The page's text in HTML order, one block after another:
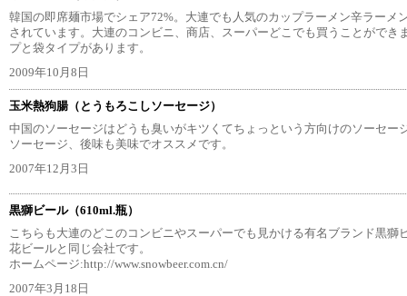
韓国の即席麺市場でシェア72%。大連でも人気のカップラーメン辛ラーメ
されています。大連のコンビニ、商店、スーパーどこでも買うことができ
プと袋タイプがあります。
2009年10月8日
玉米熱狗腸（とうもろこしソーセージ）
中国のソーセージはどうも臭いがキツくてちょっという方向けのソーセー
ソーセージ、後味も美味でオススメです。
2007年12月3日
黒獅ビール（610ml.瓶）
こちらも大連のどこのコンビニやスーパーでも見かける有名ブランド黒獅
花ビールと同じ会社です。
ホームページ:http://www.snowbeer.com.cn/
2007年3月18日